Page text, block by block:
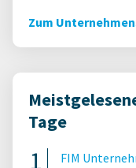
Zum
Tage
FIM